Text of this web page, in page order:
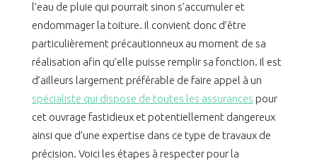
l’eau de pluie qui pourrait sinon s’accumuler et
endommager la toiture. Il convient donc d’être
particulièrement précautionneux au moment de sa
réalisation afin qu’elle puisse remplir sa fonction. Il est
d’ailleurs largement préférable de faire appel à un
spécialiste qui dispose de toutes les assurances pour
cet ouvrage fastidieux et potentiellement dangereux
ainsi que d’une expertise dans ce type de travaux de
précision. Voici les étapes à respecter pour la